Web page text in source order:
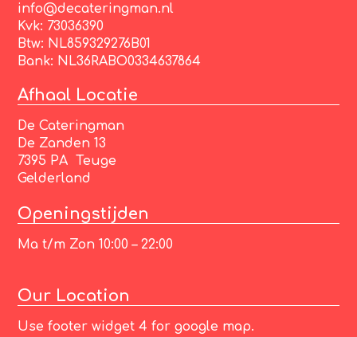
info@decateringman.nl
Kvk: 73036390
Btw: NL859329276B01
Bank: NL36RABO0334637864
Afhaal Locatie
De Cateringman
De Zanden 13
7395 PA Teuge
Gelderland
Openingstijden
Ma t/m Zon 10:00 – 22:00
Our Location
Use footer widget 4 for google map.